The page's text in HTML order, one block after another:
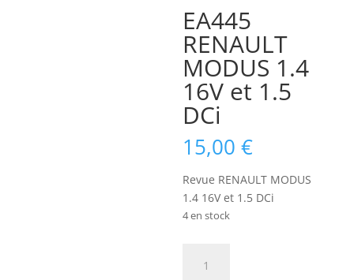
EA445
RENAULT
MODUS 1.4
16V et 1.5
DCi
15,00€
Revue RENAULT MODUS
1.4 16V et 1.5 DCi
4 en stock